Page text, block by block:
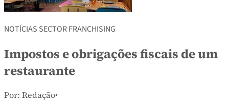
NOTÍCIAS SECTOR FRANCHISING
Impostos e obrigações fiscais de um
restaurante
Por: Redação•